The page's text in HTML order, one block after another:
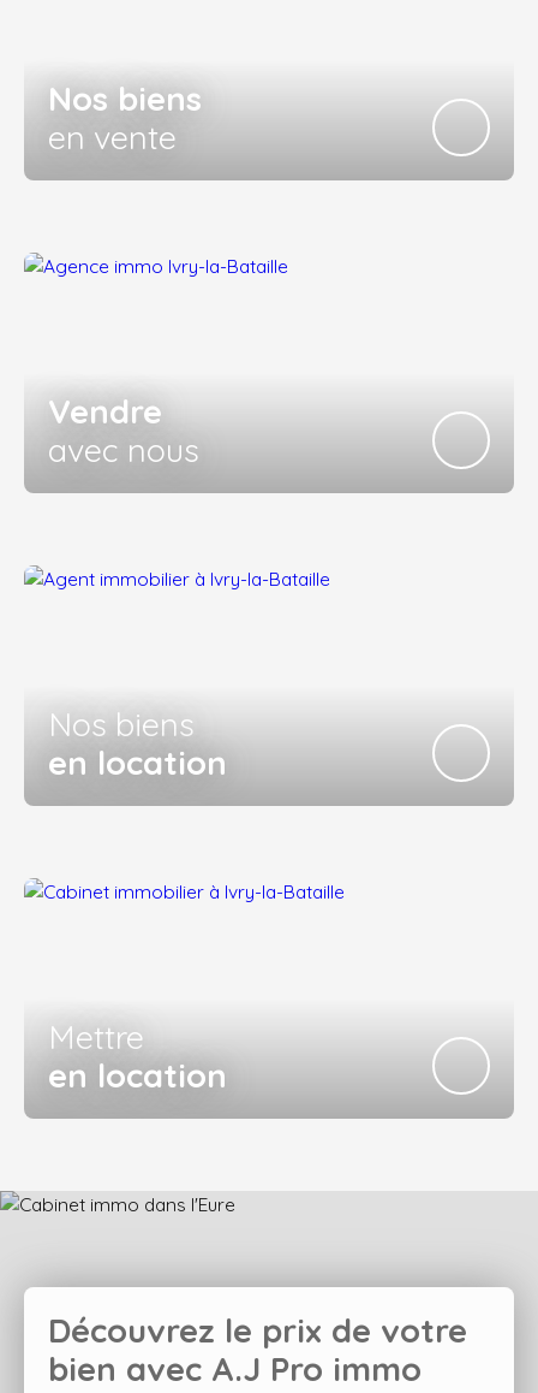
Nos biens
en vente
Vendre
avec nous
Nos biens
en location
Mettre
en location
Découvrez le prix de votre
bien avec A.J Pro immo